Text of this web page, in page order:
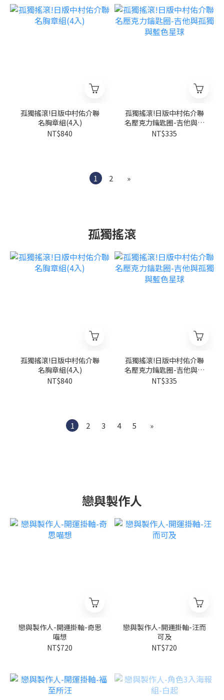
孤獨搖滾!日版中村佑介聯
名胸章組(4入)
NT$840
孤獨搖滾!日版中村佑介聯
名壓克力鑰匙圈-吉他與孤
獨與藍色星球
NT$335
1 2 »
孤獨搖滾
孤獨搖滾!日版中村佑介聯
名胸章組(4入)
NT$840
孤獨搖滾!日版中村佑介聯
名壓克力鑰匙圈-吉他與孤
獨與藍色星球
NT$335
1 2 3 4 5 »
戀與製作人
戀與製作人-開運掛軸-奇思
喵想
NT$720
戀與製作人-開運掛軸-汪而
可及
NT$720